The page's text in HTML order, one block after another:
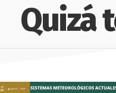
Quizá